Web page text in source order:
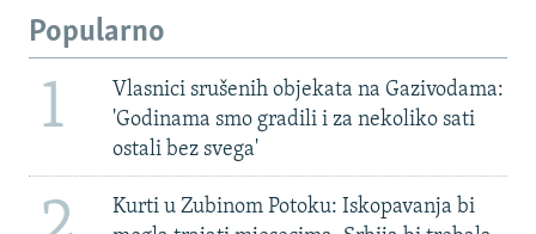
Popularno
1
Vlasnici srušenih objekata na Gazivodama:
'Godinama smo gradili i za nekoliko sati
ostali bez svega'
Kurti u Zubinom Potoku: Iskopavanja bi